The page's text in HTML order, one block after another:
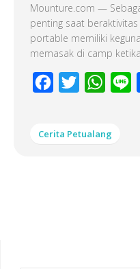
Mounture.com —
penting saat
portable memiliki
memasak di camp
Facebook
Twitter
Cerita Petualang